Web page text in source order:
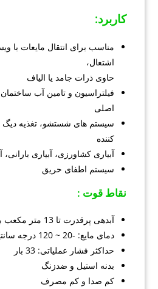
کاربرد:
مناسب برای انتقال مایعات با
اشتعال،
حاوی ذرات جامد یا الیاف
فیلتراسیون و تامین آب
اصلی
سیستم های شستشو، تغذیه
کننده
آبیاری کشاورزی، آبیاری
سیستم اطفای حریق
نقاط قوت :
آبدهی پرقدرت تا 13 متر مکعب بر ساعت
دمای مایع: -20 ~ 120 درجه سانتیگراد
حداکثر فشار عملیاتی: 33 بار
بدنه استیل و ضدزنگ
کم صدا و کم مصرف